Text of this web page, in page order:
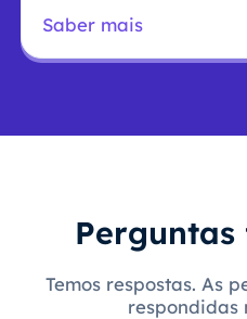
Saber mais
Perguntas
Temos respostas. As
respondidas